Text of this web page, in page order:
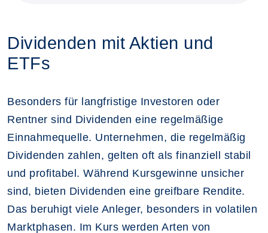
Dividenden mit Aktien und
ETFs
Besonders für langfristige Investoren oder
Rentner sind Dividenden eine regelmäßige
Einnahmequelle. Unternehmen, die regelmäßig
Dividenden zahlen, gelten oft als finanziell stabil
und profitabel. Während Kursgewinne unsicher
sind, bieten Dividenden eine greifbare Rendite.
Das beruhigt viele Anleger, besonders in volatilen
Marktphasen. Im Kurs werden Arten von